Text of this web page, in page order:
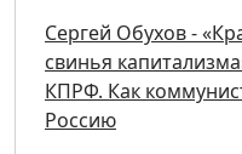
Сергей Обухов -
свинья
КПРФ. Как
Россию